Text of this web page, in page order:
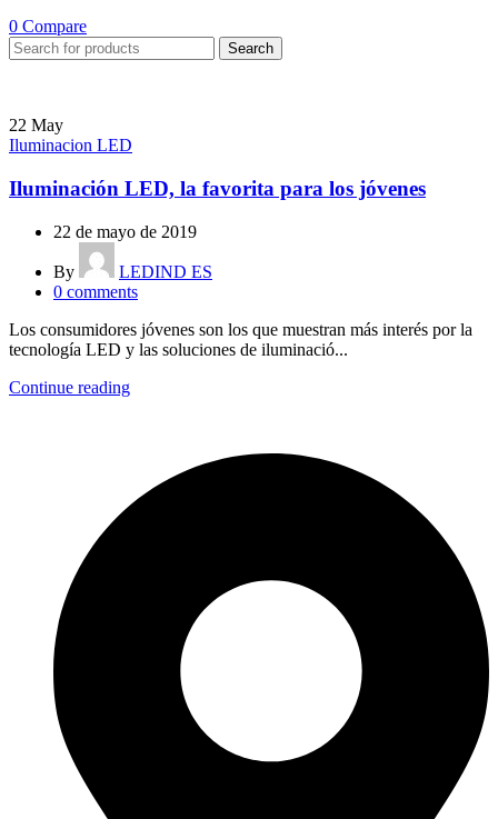
0 Compare
Search
22 May
Iluminacion LED
Iluminación LED, la favorita para los jóvenes
22 de mayo de 2019
By
LEDIND ES
0 comments
Los consumidores jóvenes son los que muestran más interés por la
tecnología LED y las soluciones de iluminació...
Continue reading